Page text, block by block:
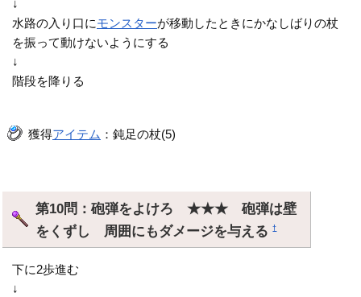
↓
水路の入り口にモンスターが移動したときにかなしばりの杖
を振って動けないようにする
↓
階段を降りる
獲得アイテム ：鈍足の杖(5)
第10問：砲弾をよけろ ★★★ 砲弾は壁
をくずし 周囲にもダメージを与える†
下に2歩進む
↓